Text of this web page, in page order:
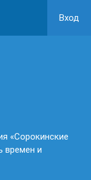
Вход
«Сорокинские
времен и